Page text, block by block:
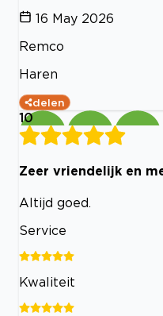
16 May 2026
Remco
Haren
delen
10
Zeer vriendelijk en
Altijd goed.
Service
Kwaliteit